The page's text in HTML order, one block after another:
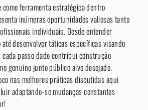
como ferramenta estratégica dentro
inúmeras oportunidades valiosas tanto
individuais. Desde entender
desenvolver táticas específicas visando
passo dado contribui construção
genuíno junto público alvo desejado.
nas melhores práticas discutidas aqui
adaptando-se mudanças constantes